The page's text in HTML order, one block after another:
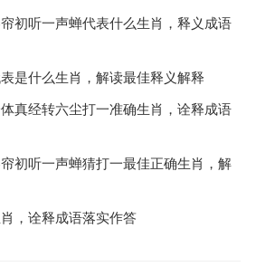
初听一声蝉代表什么生肖，释义成语
是什么生肖，解读最佳释义解释
真经转六尘打一准确生肖，诠释成语
初听一声蝉猜打一最佳正确生肖，解
，诠释成语落实作答